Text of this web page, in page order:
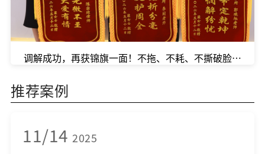
调解成功，再获锦旗一面！不拖、不耗、不撕破脸，元
推荐案例
11/14 2025